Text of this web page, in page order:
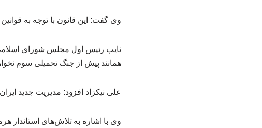
وی گفت: این قانون با توجه به
نایب رئیس اول مجلس شورای
همانند پیش از جنگ تحمیلی سوم
علی نیکزاد افزود: مدیریت جدید
وی با اشاره به تلاش‌های